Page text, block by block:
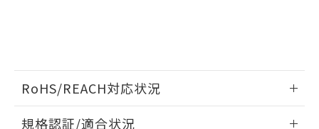
RoHS/REACH対応状況
規格認証/適合状況